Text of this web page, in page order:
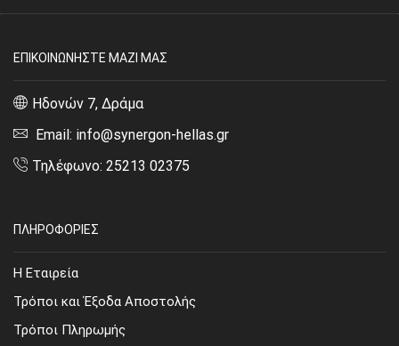
ΕΠΙΚΟΙΝΩΝΗΣΤΕ ΜΑΖΙ ΜΑΣ
Ηδονών 7, Δράμα
Email: info@synergon-hellas.gr
Τηλέφωνο: 25213 02375
ΠΛΗΡΟΦΟΡΙΕΣ
Η Εταιρεία
Τρόποι και Έξοδα Αποστολής
Τρόποι Πληρωμής